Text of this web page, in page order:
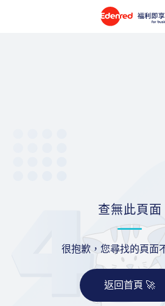
查無此頁面
很抱歉，您尋找的頁面
返回首頁 🚀